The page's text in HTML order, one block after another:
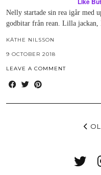
Nelly startade sin rea igår med
godbitar från rean. Lilla
KÄTHE NILSSON
9 OCTOBER 2018
LEAVE A COMMENT